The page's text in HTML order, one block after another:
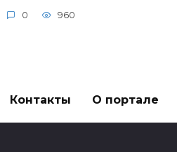
0 960
Контакты О портале